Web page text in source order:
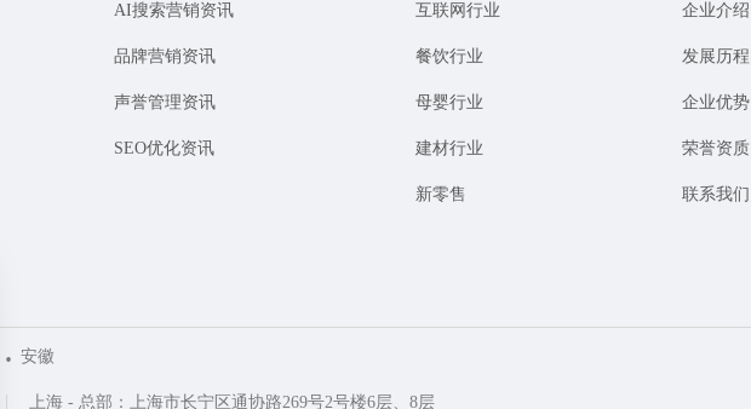
AI搜索营销资讯
品牌营销资讯
声誉管理资讯
SEO优化资讯
互联网行业
餐饮行业
母婴行业
建材行业
新零售
企业介绍
发展历程
企业优势
荣誉资质
联系我们
安徽
上海 - 总部：上海市长宁区通协路269号2号楼6层、8层